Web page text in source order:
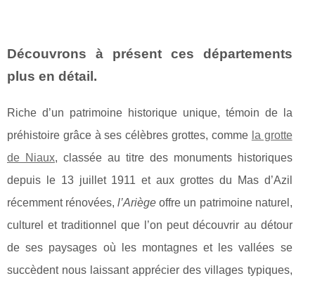
Découvrons à présent ces départements
plus en détail.
Riche d’un patrimoine historique unique, témoin de la
préhistoire grâce à ses célèbres grottes, comme la grotte
de Niaux, classée au titre des monuments historiques
depuis le 13 juillet 1911 et aux grottes du Mas d’Azil
récemment rénovées,l’Ariège offre un patrimoine naturel,
culturel et traditionnel que l’on peut découvrir au détour
de ses paysages où les montagnes et les vallées se
succèdent nous laissant apprécier des villages typiques,